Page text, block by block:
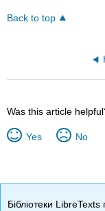
Back to top
Was this article
Yes No
Бібліотеки